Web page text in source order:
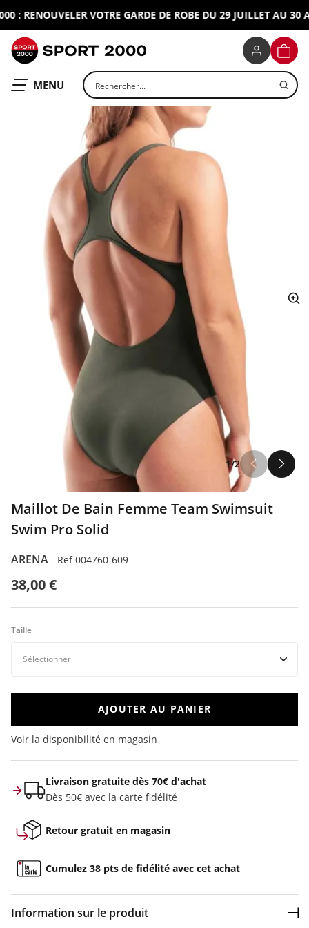
: RENOUVELER VOTRE GARDE DE ROBE DU 29 JUILLET AU 30
OUVRIR LE
MENU Rechercher un produit
1/2
Maillot De Bain Femme Team Swimsuit
Swim Pro Solid
ARENA - Ref 004760-609
38,00 €
Taille
AJOUTER AU PANIER
Voir la disponibilité en magasin
Livraison gratuite dès 70€ d'achat
Dès 50€ avec la carte fidélité
Retour gratuit en magasin
Cumulez 38 pts de fidélité avec cet achat
Information sur le produit